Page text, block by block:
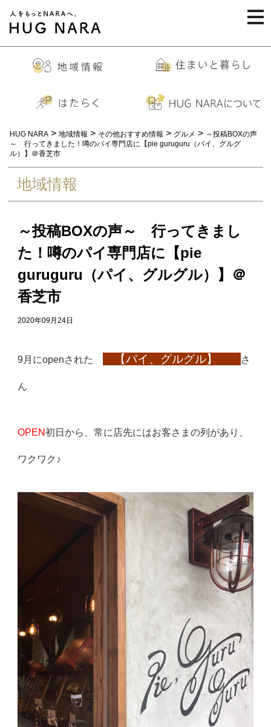
HUG NARA > 地域情報 > その他おすすめ情報 > グルメ > ～投稿BOXの声
～ 行ってきました！噂のパイ専門店に【pie guruguru（パイ、グルグ
ル）】＠香芝市
地域情報
～投稿BOXの声～ 行ってきまし
た！噂のパイ専門店に【pie
guruguru（パイ、グルグル）】＠
香芝市
2020年09月24日
9月にopenされた 【パイ、グルグル】 さ
ん
OPEN初日から、常に店先にはお客さまの列があり、
ワクワク♪